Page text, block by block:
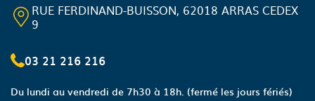
RUE FERDINAND-BUISSON, 62018 ARRAS CEDEX
9
03 21 216 216
Du lundi au vendredi de 7h30 à 18h. (fermé les jours fériés)